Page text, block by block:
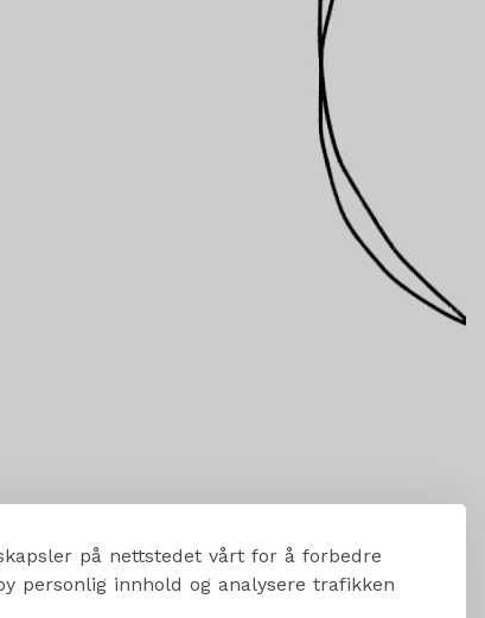
på nettstedet vårt for å forbedre
personlig innhold og analysere trafikken